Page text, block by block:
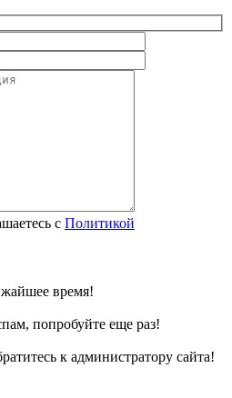
с Политикой
время!
попробуйте еще раз!
к администратору сайта!